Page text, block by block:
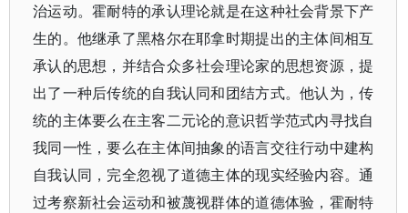
治运动。霍耐特的承认理论就是在这种社会背景下产
生的。他继承了黑格尔在耶拿时期提出的主体间相互
承认的思想，并结合众多社会理论家的思想资源，提
出了一种后传统的自我认同和团结方式。他认为，传
统的主体要么在主客二元论的意识哲学范式内寻找自
我同一性，要么在主体间抽象的语言交往行动中建构
自我认同，完全忽视了道德主体的现实经验内容。通
过考察新社会运动和被蔑视群体的道德体验，霍耐特